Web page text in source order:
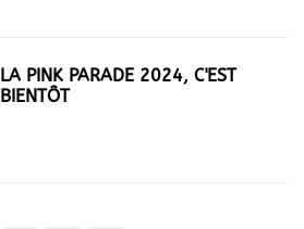
LA PINK PARADE 2024, C'EST
BIENTÔT